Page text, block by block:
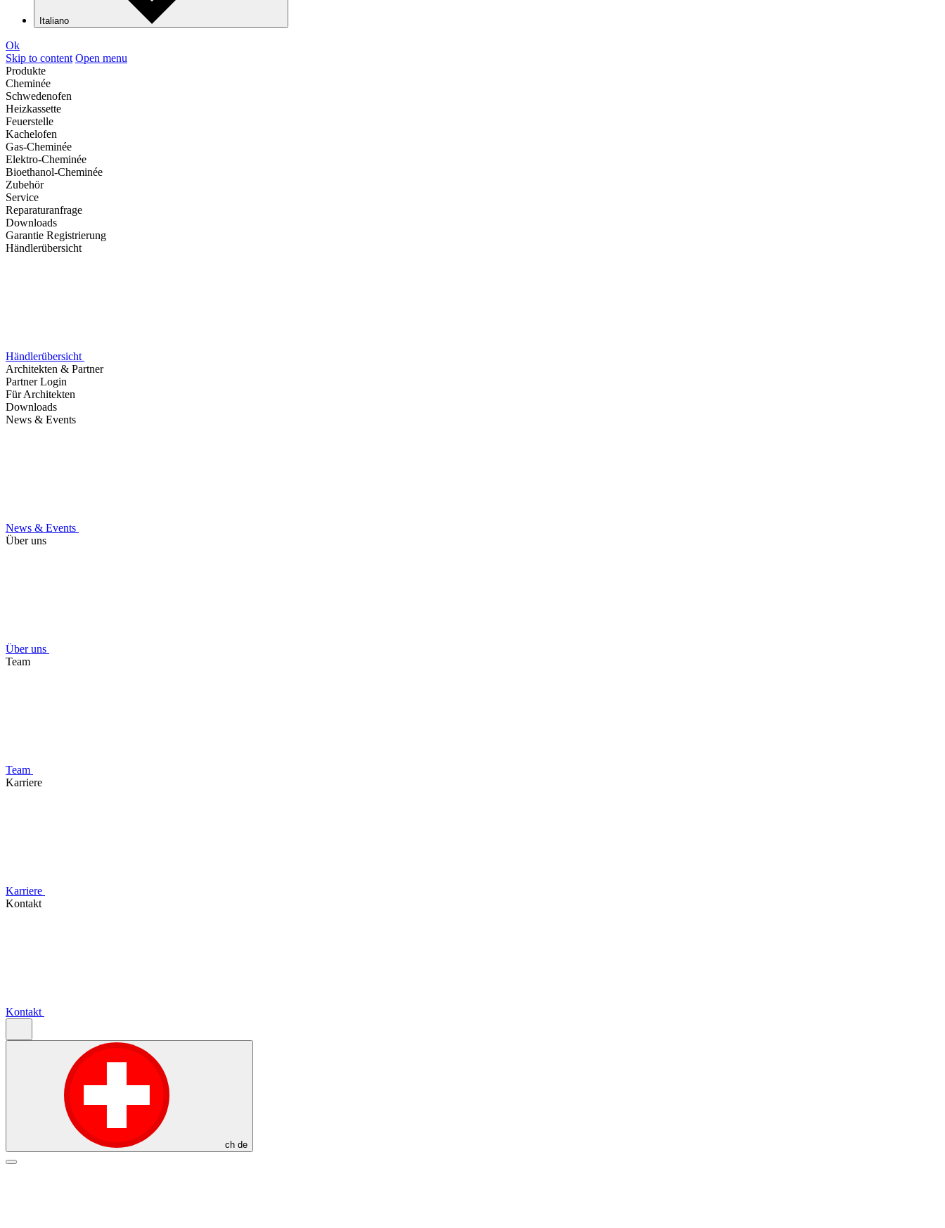
Italiano
Ok
Skip to content Open menu
Produkte
Cheminée
Schwedenofen
Heizkassette
Feuerstelle
Kachelofen
Gas-Cheminée
Elektro-Cheminée
Bioethanol-Cheminée
Zubehör
Service
Reparaturanfrage
Downloads
Garantie Registrierung
Händlerübersicht
Händlerübersicht
Architekten & Partner
Partner Login
Für Architekten
Downloads
News & Events
News & Events
Über uns
Über uns
Team
Team
Karriere
Karriere
Kontakt
Kontakt
ch de